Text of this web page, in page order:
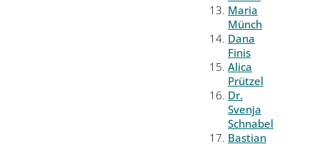
Maria
Münch
Dana
Finis
Alica
Prützel
Dr.
Svenja
Schnabel
Bastian